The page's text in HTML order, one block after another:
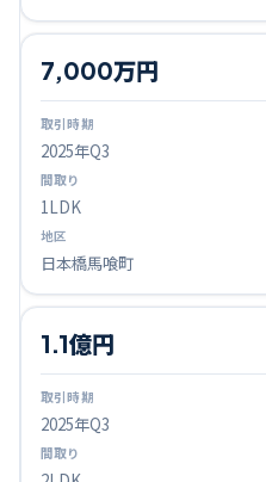
2025年Q3
7,000万円
1LDK
日本橋馬喰町
2025年Q3
1.1億円